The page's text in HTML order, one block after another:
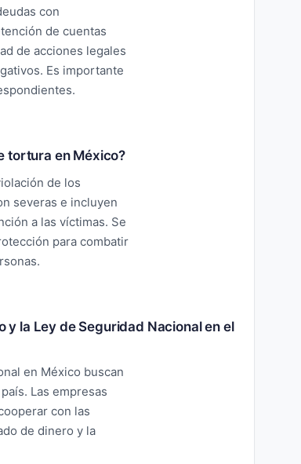
con
de cuentas
de acciones legales
Es importante
tortura en México?
de los
severas e incluyen
a las víctimas. Se
para combatir
y la Ley de Seguridad Nacional en el
en México buscan
Las empresas
con las
de dinero y la